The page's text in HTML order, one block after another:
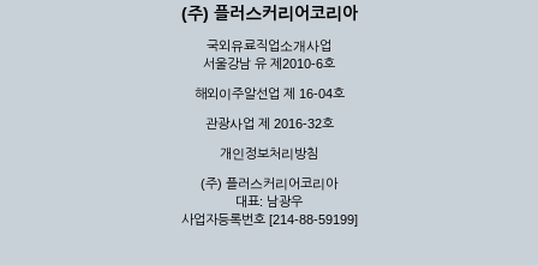
(주) 플러스커리어코리아
국외유료직업소개사업
서울강남 유 제2010-6호
해외이주알선업 제 16-04호
관광사업 제 2016-32호
개인정보처리방침
(주) 플러스커리어코리아
대표: 남광우
사업자등록번호 [214-88-59199]